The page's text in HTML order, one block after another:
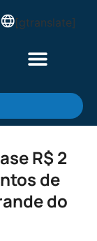
[gtranslate]
R$ 2
de
do